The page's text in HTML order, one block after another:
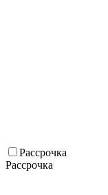
Рассрочка
Рассрочка